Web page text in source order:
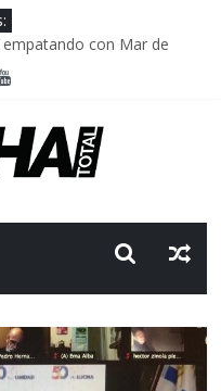
con Mar de
a Israel; el Frente
al paso del tiempo
homicidios son lo